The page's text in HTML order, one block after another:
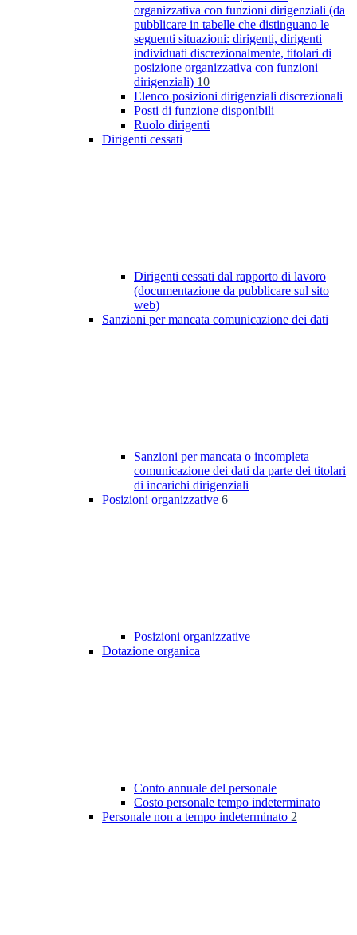
organizzativa con funzioni dirigenziali (da
pubblicare in tabelle che distinguano le
seguenti situazioni: dirigenti, dirigenti
individuati discrezionalmente, titolari di
posizione organizzativa con funzioni
dirigenziali) 10
Elenco posizioni dirigenziali discrezionali
Posti di funzione disponibili
Ruolo dirigenti
Dirigenti cessati
Dirigenti cessati dal rapporto di lavoro
(documentazione da pubblicare sul sito
web)
Sanzioni per mancata comunicazione dei dati
Sanzioni per mancata o incompleta
comunicazione dei dati da parte dei titolari
di incarichi dirigenziali
Posizioni organizzative 6
Posizioni organizzative
Dotazione organica
Conto annuale del personale
Costo personale tempo indeterminato
Personale non a tempo indeterminato 2